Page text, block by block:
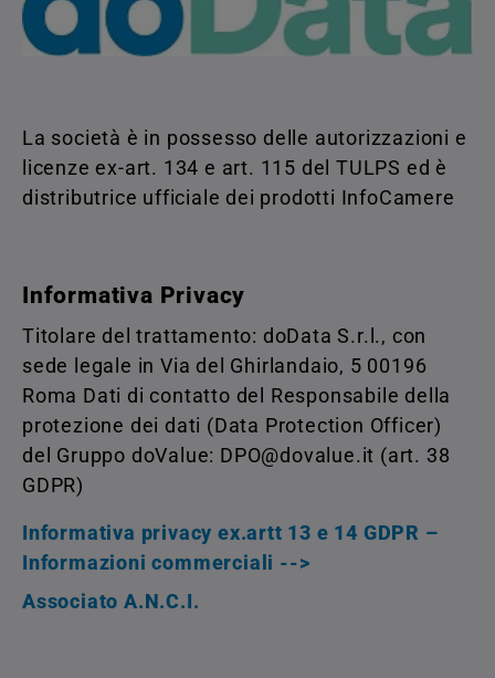
La società è in possesso delle autorizzazioni e
licenze ex-art. 134 e art. 115 del TULPS ed è
distributrice ufficiale dei prodotti InfoCamere
Informativa Privacy
Titolare del trattamento: doData S.r.l., con
sede legale in Via del Ghirlandaio, 5 00196
Roma Dati di contatto del Responsabile della
protezione dei dati (Data Protection Officer)
del Gruppo doValue: DPO@dovalue.it (art. 38
GDPR)
Informativa privacy ex.artt 13 e 14 GDPR –
Informazioni commerciali -->
Associato A.N.C.I.